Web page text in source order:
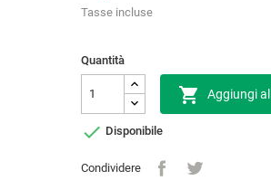
Tasse incluse
Quantità
 Aggiungi
 Disponibile
Condividere